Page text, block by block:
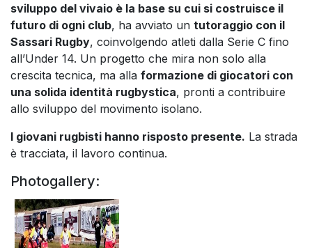
sviluppo del vivaio è la base su cui si costruisce il
futuro di ogni club, ha avviato un tutoraggio con il
Sassari Rugby, coinvolgendo atleti dalla Serie C fino
all’Under 14. Un progetto che mira non solo alla
crescita tecnica, ma alla formazione di giocatori con
una solida identità rugbystica, pronti a contribuire
allo sviluppo del movimento isolano.
I giovani rugbisti hanno risposto presente. La strada
è tracciata, il lavoro continua.
Photogallery: